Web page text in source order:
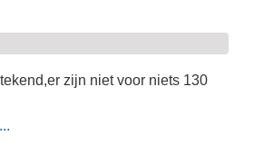
zijn niet voor niets 130